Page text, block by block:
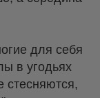
для себя
в угодьях
стесняются,